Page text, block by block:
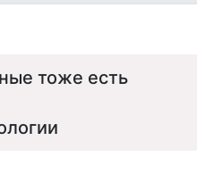
тоже есть